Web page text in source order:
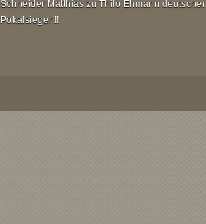
Schneider Matthias zu Thilo Ehmann deutscher
Pokalsieger!!!